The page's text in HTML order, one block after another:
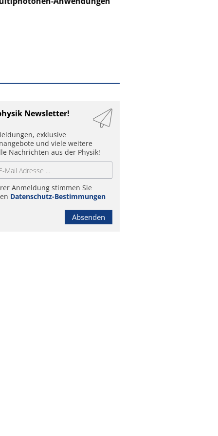
Newsletter!
exklusive
und viele weitere
Nachrichten aus der Physik!
Anmeldung stimmen Sie
Datenschutz-Bestimmungen
Absenden